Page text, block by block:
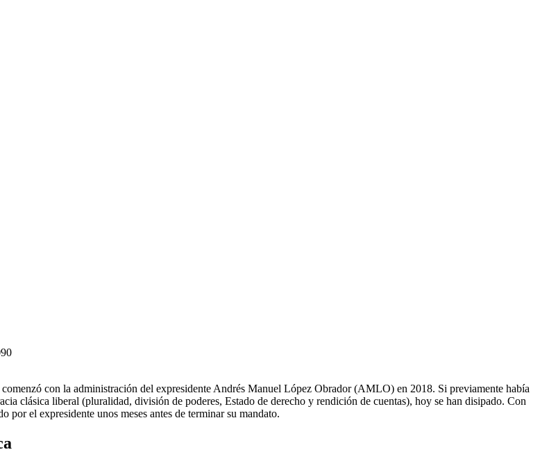
con la administración del expresidente Andrés Manuel López Obrador (AMLO) en 2018. Si previamente había
clásica liberal (pluralidad, división de poderes, Estado de derecho y rendición de cuentas), hoy se han disipado. Con
el expresidente unos meses antes de terminar su mandato.